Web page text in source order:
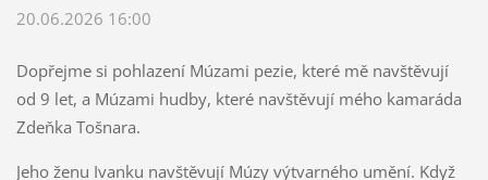
20.06.2026 16:00
Dopřejme si pohlazení Múzami pezie, které mě navštěvují
od 9 let, a Múzami hudby, které navštěvují mého kamaráda
Zdeňka Tošnara.
Jeho ženu Ivanku navštěvují Múzy výtvarného umění. Když